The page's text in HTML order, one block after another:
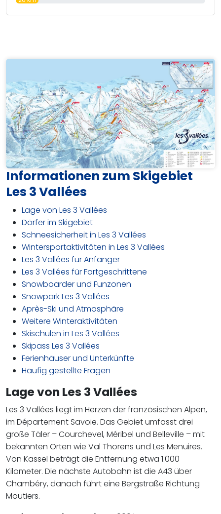
Informationen zum Skigebiet
Les 3 Vallées
Lage von Les 3 Vallées
Dörfer im Skigebiet
Schneesicherheit in Les 3 Vallées
Wintersportaktivitäten in Les 3 Vallées
Les 3 Vallées für Anfänger
Les 3 Vallées für Fortgeschrittene
Snowboarder und Funzonen
Snowpark Les 3 Vallées
Après-Ski und Atmosphäre
Weitere Winteraktivitäten
Skischulen in Les 3 Vallées
Skipass Les 3 Vallées
Ferienhäuser und Unterkünfte
Häufig gestellte Fragen
Lage von Les 3 Vallées
Les 3 Vallées liegt im Herzen der französischen Alpen,
im Département Savoie. Das Gebiet umfasst drei
große Täler – Courchevel, Méribel und Belleville – mit
bekannten Orten wie Val Thorens und Les Menuires.
Von Kassel beträgt die Entfernung etwa 1.000
Kilometer. Die nächste Autobahn ist die A43 über
Chambéry, danach führt eine Bergstraße Richtung
Moutiers.